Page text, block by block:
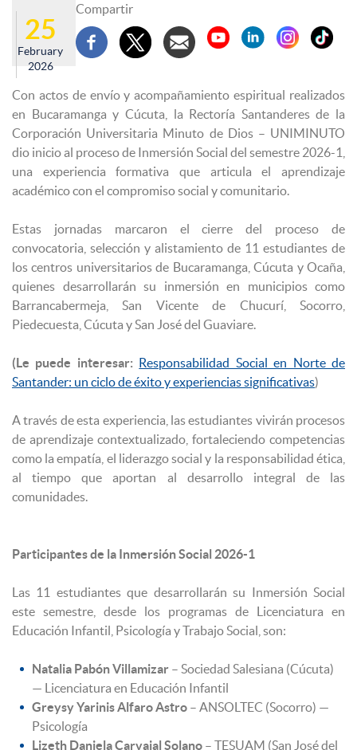
25
February
2026
Compartir
Con actos de envío y acompañamiento espiritual realizados
en Bucaramanga y Cúcuta, la Rectoría Santanderes de la
Corporación Universitaria Minuto de Dios – UNIMINUTO
dio inicio al proceso de Inmersión Social del semestre 2026-1,
una experiencia formativa que articula el aprendizaje
académico con el compromiso social y comunitario.
Estas jornadas marcaron el cierre del proceso de
convocatoria, selección y alistamiento de 11 estudiantes de
los centros universitarios de Bucaramanga, Cúcuta y Ocaña,
quienes desarrollarán su inmersión en municipios como
Barrancabermeja, San Vicente de Chucurí, Socorro,
Piedecuesta, Cúcuta y San José del Guaviare.
(Le puede interesar: Responsabilidad Social en Norte de
Santander: un ciclo de éxito y experiencias significativas)
A través de esta experiencia, las estudiantes vivirán procesos
de aprendizaje contextualizado, fortaleciendo competencias
como la empatía, el liderazgo social y la responsabilidad ética,
al tiempo que aportan al desarrollo integral de las
comunidades.
Participantes de la Inmersión Social 2026-1
Las 11 estudiantes que desarrollarán su Inmersión Social
este semestre, desde los programas de Licenciatura en
Educación Infantil, Psicología y Trabajo Social, son:
Natalia Pabón Villamizar – Sociedad Salesiana (Cúcuta)
— Licenciatura en Educación Infantil
Greysy Yarinis Alfaro Astro – ANSOLTEC (Socorro) —
Psicología
Lizeth Daniela Carvajal Solano – TESUAM (San José del